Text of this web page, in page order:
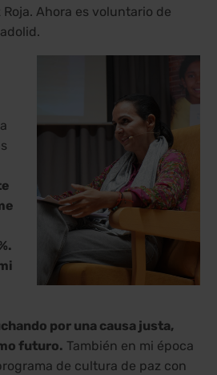
Ahora es voluntario de
por una causa justa,
futuro. También en mi época
de cultura de paz con